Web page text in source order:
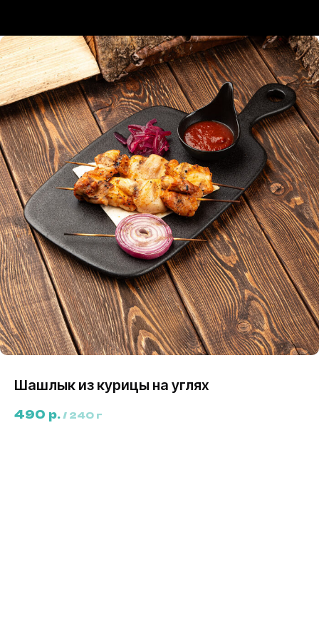
Шашлык из курицы на углях
490 р./ 240 г